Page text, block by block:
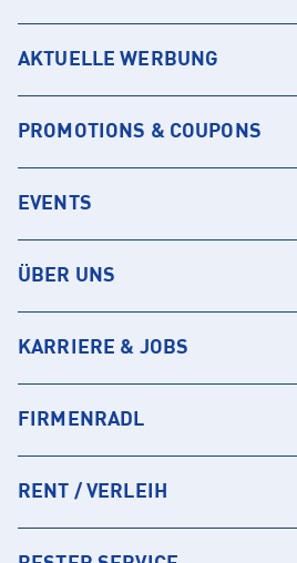
AKTUELLE WERBUNG
PROMOTIONS & COUPONS
EVENTS
ÜBER UNS
KARRIERE & JOBS
FIRMENRADL
RENT / VERLEIH